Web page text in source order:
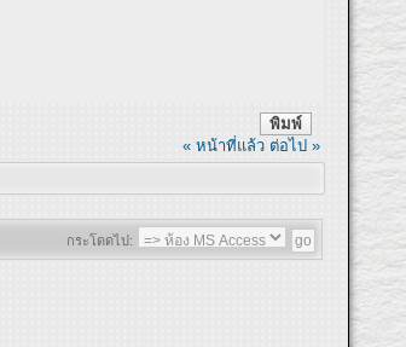
พิมพ์
« หน้าที่แล้ว ต่อไป »
กระโดดไป: